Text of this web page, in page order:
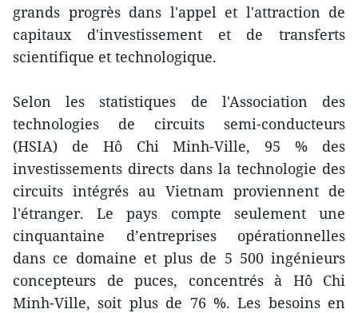
grands progrès dans l'appel et l'attraction de
capitaux d'investissement et de transferts
scientifique et technologique.
Selon les statistiques de l'Association des
technologies de circuits semi-conducteurs
(HSIA) de Hô Chi Minh-Ville, 95 % des
investissements directs dans la technologie des
circuits intégrés au Vietnam proviennent de
l'étranger. Le pays compte seulement une
cinquantaine d’entreprises opérationnelles
dans ce domaine et plus de 5 500 ingénieurs
concepteurs de puces, concentrés à Hô Chi
Minh-Ville, soit plus de 76 %. Les besoins en